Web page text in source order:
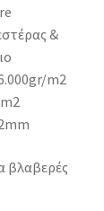
&
m2
βλαβερές